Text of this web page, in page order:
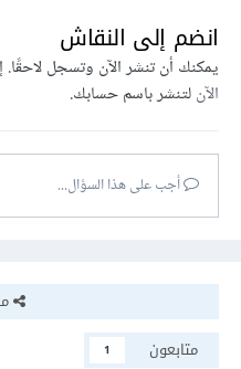
انضم إلى النقاش
يمكنك أن تنشر الآن وتسجل
الآنلتنشر باسم حسابك.
أجب على هذا السؤال...
متابعون
1